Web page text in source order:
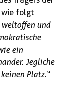
wie folgt
und
ein
Jegliche
Platz.“